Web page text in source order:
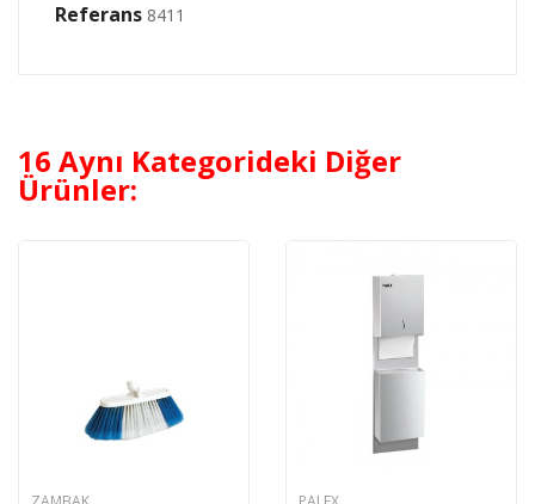
Referans 8411
16 Aynı Kategorideki Diğer
Ürünler: